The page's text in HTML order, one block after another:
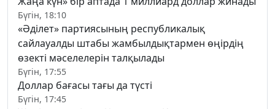
Бүгін, 18:10
«Әділет» партиясының республикалық
сайлауалды штабы жамбылдықтармен өңірдің
өзекті мәселелерін талқылады
Бүгін, 17:55
Доллар бағасы тағы да түсті
Бүгін, 17:45